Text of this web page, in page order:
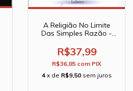
A Religião No Limite
Das Simples Razão -
R$37,99
R$36,85 com PIX
4 x de R$9,50 sem juros